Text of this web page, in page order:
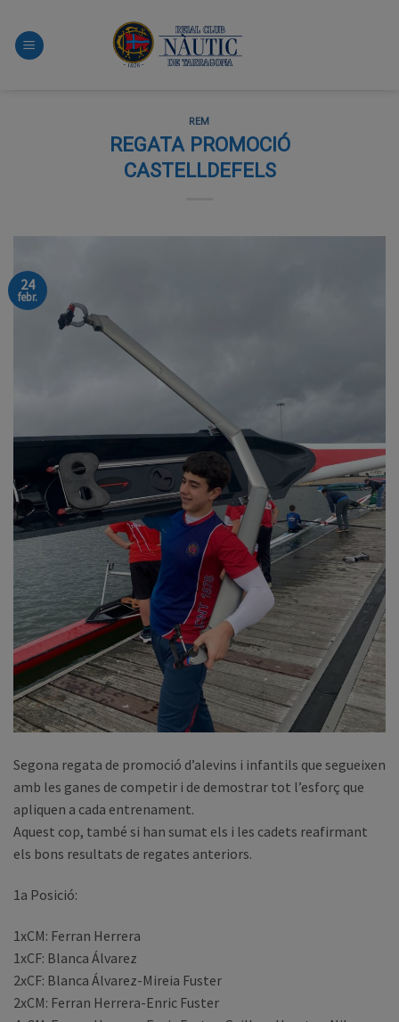
content
REM
REGATA PROMOCIÓ
CASTELLDEFELS
24
febr.
Segona regata de promoció d’alevins i infantils que segueixen
amb les ganes de competir i de demostrar tot l’esforç que
apliquen a cada entrenament.
Aquest cop, també si han sumat els i les cadets reafirmant
els bons resultats de regates anteriors.
1a Posició:
1xCM: Ferran Herrera
1xCF: Blanca Álvarez
2xCF: Blanca Álvarez-Mireia Fuster
2xCM: Ferran Herrera-Enric Fuster